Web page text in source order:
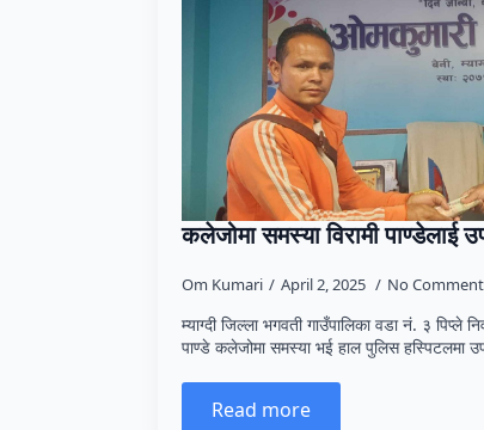
कलेजोमा समस्या विरामी पाण्डेलाई
Om Kumari April 2, 2025 No
म्याग्दी जिल्ला भगवती गाउँपालिका वडा नं. ३ पिप्ले
पाण्डे कलेजोमा समस्या भई हाल पुलिस हस्पिटलमा
Read more